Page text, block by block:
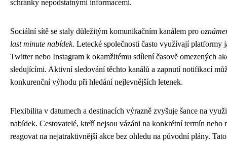
schránky nepodstatnými informacemi.
Sociální sítě se staly důležitým komunikačním kanálem pro
last minute nabídek. Letecké společnosti často využívají platformy
Twitter nebo Instagram k okamžitému sdílení časově omezených
sledujícími. Aktivní sledování těchto kanálů a zapnutí notifikací
konkurenční výhodu při hledání nejlevnějších letenek.
Flexibilita v datumech a destinacích výrazně zvyšuje šance na
nabídek. Cestovatelé, kteří nejsou vázáni na konkrétní termín nebo
reagovat na nejatraktivnější akce bez ohledu na původní plány.